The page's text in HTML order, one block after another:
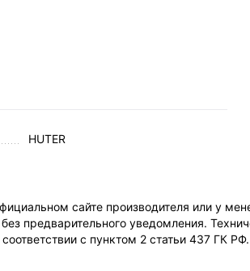
HUTER
сайте производителя или у
предварительного уведомления.
с пунктом 2 статьи 437 ГК